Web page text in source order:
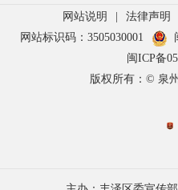
网站说明 | 法律声明
网站标识码：3505030001
闽ICP备
版权所有：© 泉